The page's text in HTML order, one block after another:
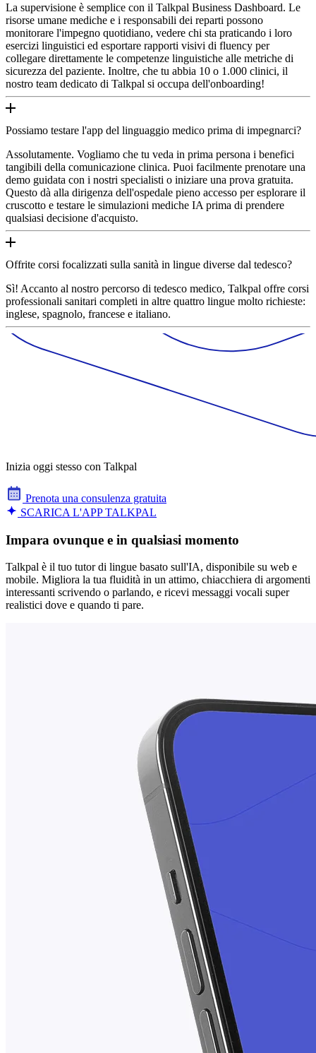
La supervisione è semplice con il Talkpal Business Dashboard. Le
risorse umane mediche e i responsabili dei reparti possono
monitorare l'impegno quotidiano, vedere chi sta praticando i loro
esercizi linguistici ed esportare rapporti visivi di fluency per
collegare direttamente le competenze linguistiche alle metriche di
sicurezza del paziente. Inoltre, che tu abbia 10 o 1.000 clinici, il
nostro team dedicato di Talkpal si occupa dell'onboarding!
Possiamo testare l'app del linguaggio medico prima di impegnarci?
Assolutamente. Vogliamo che tu veda in prima persona i benefici
tangibili della comunicazione clinica. Puoi facilmente prenotare una
demo guidata con i nostri specialisti o iniziare una prova gratuita.
Questo dà alla dirigenza dell'ospedale pieno accesso per esplorare il
cruscotto e testare le simulazioni mediche IA prima di prendere
qualsiasi decisione d'acquisto.
Offrite corsi focalizzati sulla sanità in lingue diverse dal tedesco?
Sì! Accanto al nostro percorso di tedesco medico, Talkpal offre corsi
professionali sanitari completi in altre quattro lingue molto richieste:
inglese, spagnolo, francese e italiano.
Inizia oggi stesso con Talkpal
Prenota una consulenza gratuita
SCARICA L'APP TALKPAL
Impara ovunque e in qualsiasi momento
Talkpal è il tuo tutor di lingue basato sull'IA, disponibile su web e
mobile. Migliora la tua fluidità in un attimo, chiacchiera di argomenti
interessanti scrivendo o parlando, e ricevi messaggi vocali super
realistici dove e quando ti pare.